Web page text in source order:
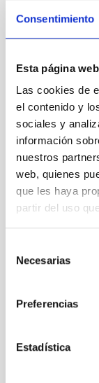
Consentimiento
Esta página
Las cookies de
el contenido y
sociales y
información
nuestros
web, quienes
que les haya
partir del uso
Necesarias
Preferencias
Estadística
niños